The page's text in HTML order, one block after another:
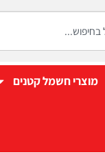
מוצרי חשמל קטנים